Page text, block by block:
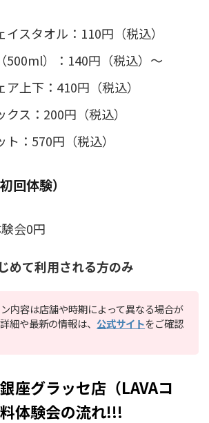
イスタオル：110円（税込）
500ml）：140円（税込）～
ア上下：410円（税込）
クス：200円（税込）
ト：570円（税込）
回体験）
会0円
めて利用される方のみ
内容は店舗や時期によって異なる場合が
細や最新の情報は、 公式サイトをご確認
座グラッセ店（LAVAコ
体験会の流れ!!!